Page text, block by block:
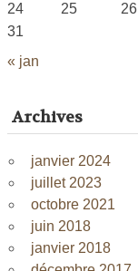
« jan
24
25 26
31
Archives
janvier 2024
juillet 2023
octobre 2021
juin 2018
janvier 2018